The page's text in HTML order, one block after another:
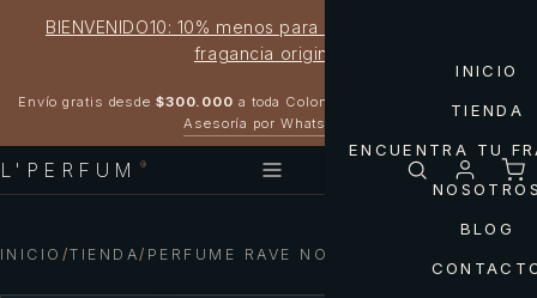
BIENVENIDO10: 10% menos para estrenar tu próxima
fragancia original
Envío gratis desde $300.000 a toda Colombia
Asesoría por WhatsApp
L'PERFUM ®
INICIO
TIENDA
ENCUENTRA TU
BLOG
INICIO /TIENDA/ PERFUME RAVE NOW WOMEN